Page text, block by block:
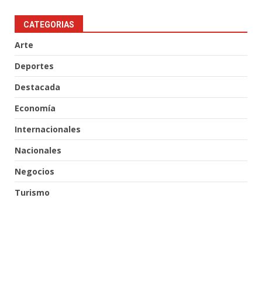
CATEGORIAS
Arte
Deportes
Destacada
Economía
Internacionales
Nacionales
Negocios
Turismo